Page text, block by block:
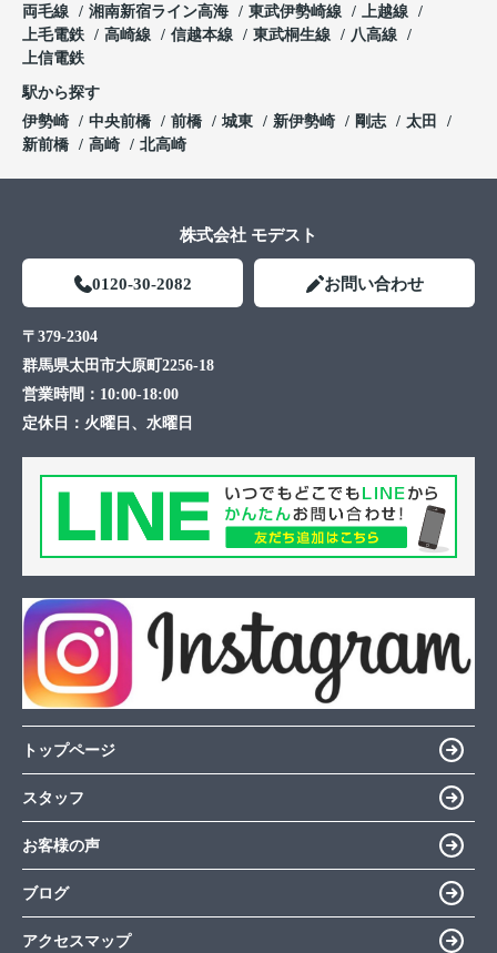
両毛線
湘南新宿ライン高海 東武伊勢崎線
上越線
上毛電鉄
高崎線 信越本線 東武桐生線
八高線
上信電鉄
駅から探す
伊勢崎
中央前橋 前橋 城東 新伊勢崎 剛志
太田
新前橋
高崎 北高崎
株式会社 モデスト
0120-30-2082 お問い合わせ
〒379-2304
群馬県太田市大原町2256-18
営業時間： 10:00-18:00
定休日： 火曜日、水曜日
トップページ
スタッフ
お客様の声
ブログ
アクセスマップ